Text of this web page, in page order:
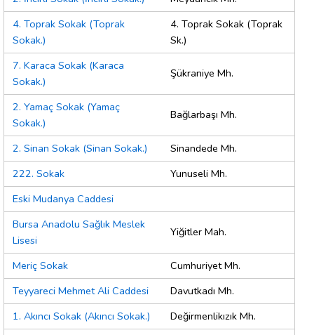
4. Toprak Sokak (Toprak
Sokak.)
4. Toprak Sokak (Toprak
Sk.)
7. Karaca Sokak (Karaca
Sokak.)
Şükraniye Mh.
2. Yamaç Sokak (Yamaç
Sokak.)
Bağlarbaşı Mh.
2. Sinan Sokak (Sinan Sokak.)
Sinandede Mh.
222. Sokak
Yunuseli Mh.
Eski Mudanya Caddesi
Bursa Anadolu Sağlık Meslek
Lisesi
Yiğitler Mah.
Meriç Sokak
Cumhuriyet Mh.
Teyyareci Mehmet Ali Caddesi
Davutkadı Mh.
1. Akıncı Sokak (Akıncı Sokak.)
Değirmenlikızık Mh.